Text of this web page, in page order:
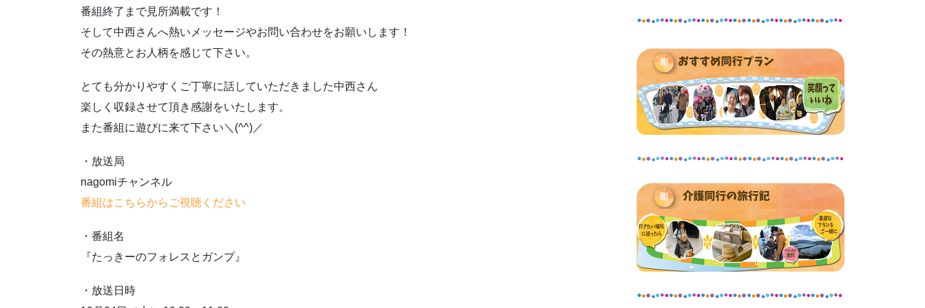
番組終了まで見所満載です！
そして中西さんへ熱いメッセージやお問い合わせをお願いします！
その熱意とお人柄を感じて下さい。
とても分かりやすくご丁寧に話していただきました中西さん
楽しく収録させて頂き感謝をいたします。
また番組に遊びに来て下さい＼(^^)／
・放送局
nagomiチャンネル
番組はこちらからご視聴ください
・番組名
『たっきーのフォレスとガンプ』
・放送日時